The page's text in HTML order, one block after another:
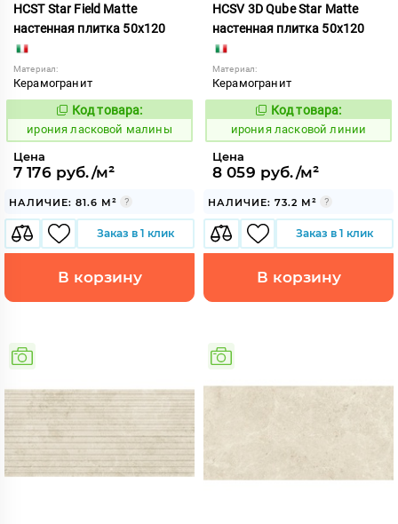
HCST Star Field Matte
настенная плитка 50x120
Материал:
Керамогранит
1099046
Код товара:
ирония ласковой малины
Цена
7 176 руб./м²
НАЛИЧИЕ: 81.6 М²
Заказ в 1 клик
В корзину
HCSV 3D Qube Star Matte
настенная плитка 50x120
Материал:
Керамогранит
1099044
Код товара:
ирония ласковой линии
Цена
8 059 руб./м²
НАЛИЧИЕ: 73.2 М²
Заказ в 1 клик
В корзину